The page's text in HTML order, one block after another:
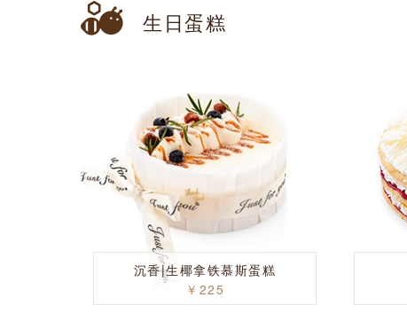
生日蛋糕
沉香|生椰拿铁慕斯蛋糕
￥225